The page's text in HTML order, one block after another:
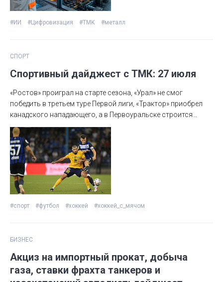
#ИИ #Цифровизация #ТМК #металл
СПОРТ
Спортивный дайджест с ТМК: 27 июля
«Ростов» проиграл на старте сезона, «Урал» не смог
победить в третьем туре Первой лиги, «Трактор» приобрел
канадского нападающего, а в Первоуральске строится
новая арена «СКА-Уральского Трубника».
Подробности в нашем традиционном обзоре.
#спорт #футбол #хоккей #хоккей_с_мячом
БИЗНЕС
Акциз на импортный прокат, добыча
газа, ставки фрахта танкеров и